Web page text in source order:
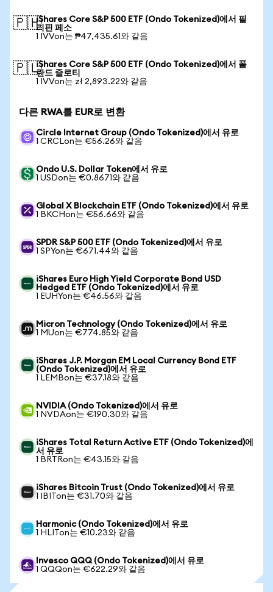
🇵🇭iShares Core S&P 500 ETF (Ondo Tokenized)에서 필
리핀 페소
1 IVVon는 ₱47,435.61와 같음
🇵🇱iShares Core S&P 500 ETF (Ondo Tokenized)에서 폴
란드 즐로티
1 IVVon는 zł 2,893.22와 같음
다른 RWA를 EUR로 변환
Circle Internet Group (Ondo Tokenized)에서 유로
1 CRCLon는 €56.26와 같음
Ondo U.S. Dollar Token에서 유로
1 USDon는 €0.8671와 같음
Global X Blockchain ETF (Ondo Tokenized)에서 유로
1 BKCHon는 €56.66와 같음
SPDR S&P 500 ETF (Ondo Tokenized)에서 유로
1 SPYon는 €671.44와 같음
iShares Euro High Yield Corporate Bond USD
Hedged ETF (Ondo Tokenized)에서 유로
1 EUHYon는 €46.56와 같음
Micron Technology (Ondo Tokenized)에서 유로
1 MUon는 €774.85와 같음
iShares J.P. Morgan EM Local Currency Bond ETF
(Ondo Tokenized)에서 유로
1 LEMBon는 €37.18와 같음
NVIDIA (Ondo Tokenized)에서 유로
1 NVDAon는 €190.30와 같음
iShares Total Return Active ETF (Ondo Tokenized)에
서 유로
1 BRTRon는 €43.15와 같음
iShares Bitcoin Trust (Ondo Tokenized)에서 유로
1 IBITon는 €31.70와 같음
Harmonic (Ondo Tokenized)에서 유로
1 HLITon는 €10.23와 같음
Invesco QQQ (Ondo Tokenized)에서 유로
1 QQQon는 €622.29와 같음